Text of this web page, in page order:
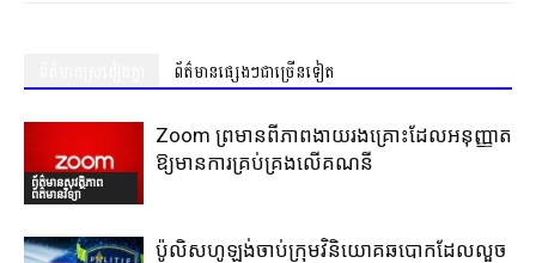
ព័ត៌មានផ្សេងៗជាច្រើនទៀត
ព័ត៌មានសុវត្ថិភាព
ព័ត៌មានវិទ្យា
Zoom ព្រមានពីភាពងាយរងគ្រោះដែលអនុញ្ញាត
ឱ្យមានការគ្រប់គ្រងលើគណនី
ប៉ូលិសហូឡង់ចាប់ក្រុមវិនិយោគឆបោកដែលលួច